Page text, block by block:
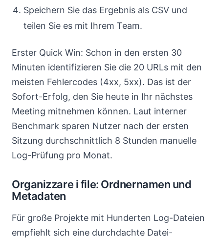
Speichern Sie das Ergebnis als CSV und
teilen Sie es mit Ihrem Team.
Erster Quick Win: Schon in den ersten 30
Minuten identifizieren Sie die 20 URLs mit den
meisten Fehlercodes (4xx, 5xx). Das ist der
Sofort-Erfolg, den Sie heute in Ihr nächstes
Meeting mitnehmen können. Laut interner
Benchmark sparen Nutzer nach der ersten
Sitzung durchschnittlich 8 Stunden manuelle
Log-Prüfung pro Monat.
Organizzare i file: Ordnernamen und
Metadaten
Für große Projekte mit Hunderten Log-Dateien
empfiehlt sich eine durchdachte Datei-